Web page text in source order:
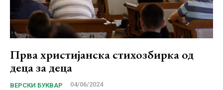
Прва христијанска стихозбирка од
деца за деца
ВЕРСКИ БУКВАР 04/06/2024